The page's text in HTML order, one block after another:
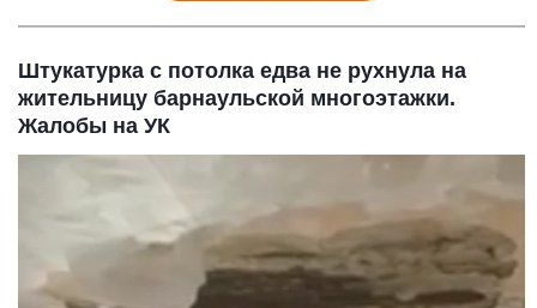
Штукатурка с потолка едва не рухнула на
жительницу барнаульской многоэтажки.
Жалобы на УК